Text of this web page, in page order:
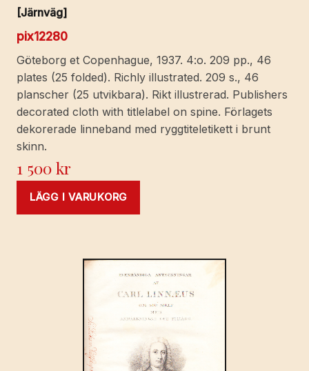
[Järnväg]
pix12280
Göteborg et Copenhague, 1937. 4:o. 209 pp., 46
plates (25 folded). Richly illustrated. 209 s., 46
planscher (25 utvikbara). Rikt illustrerad. Publishers
decorated cloth with titlelabel on spine. Förlagets
dekorerade linneband med ryggtiteletikett i brunt
skinn.
1 500kr
LÄGG I VARUKORG